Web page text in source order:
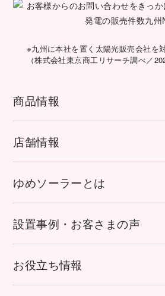
※九州に本社を置く太陽光販売会社を
（株式会社東京商工リサーチ調べ／
商品情報
店舗情報
ゆめソーラーとは
設置事例・お客さまの声
お役立ち情報